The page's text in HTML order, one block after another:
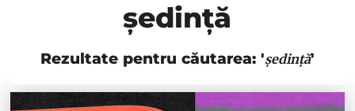
ședință
Rezultate pentru căutarea: 'ședință'